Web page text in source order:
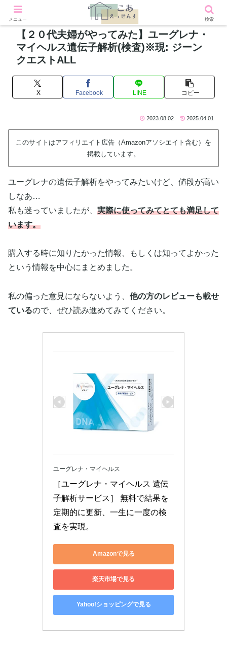
【２０代夫婦がやってみた】ユーグレナ・
マイヘルス遺伝子解析(検査)※現: ジーン
クエストALL
X Facebook LINE コピー
2023.08.02 2025.04.01
このサイトはアフィリエイト広告（Amazonアソシエイト含む）を
掲載しています。
ユーグレナの遺伝子解析をやってみたいけど、値段が高い
しなあ…
私も迷っていましたが、 実際に使ってみてとても満足して
います。
購入する時に知りたかった情報、もしくは知ってよかった
という情報を中心にまとめました。
私の偏った意見にならないよう、 他の方のレビューも載せ
ているので、ぜひ読み進めてみてください。
ユーグレナ・マイヘルス
［ユーグレナ・マイヘルス 遺伝
子解析サービス］ 無料で結果を
定期的に更新、一生に一度の検
査を実現。
Amazonで見る
楽天市場で見る
Yahoo!ショッピングで見る
メニュー 検索